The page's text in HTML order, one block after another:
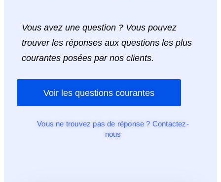
Vous avez une question ? Vous pouvez
trouver les réponses aux questions les plus
courantes posées par nos clients.
Voir les questions courantes
Vous ne trouvez pas de réponse ? Contactez-
nous